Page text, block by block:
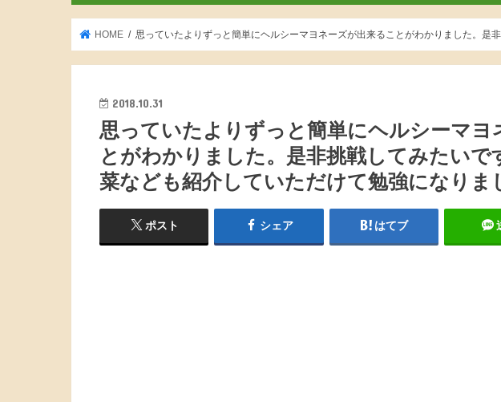
わたしの小麦アレルギー体験
小麦アレルギーの生活
HOME 思っていたよりずっと簡単にヘルシーマヨネーズが出来ることがわかりました。
2018.10.31
思っていたよりずっと簡単にヘルシーマヨ
とがわかりました。是非挑戦してみたいで
菜なども紹介していただけて勉強になりま
ポスト シェア はてブ